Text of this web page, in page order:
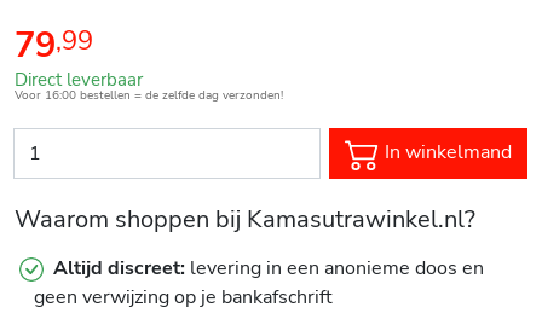
79,99
Direct leverbaar
Voor 16:00 bestellen = de zelfde dag verzonden!
In winkelmand
Waarom shoppen bij Kamasutrawinkel.nl?
Altijd discreet: levering in een anonieme doos en
geen verwijzing op je bankafschrift